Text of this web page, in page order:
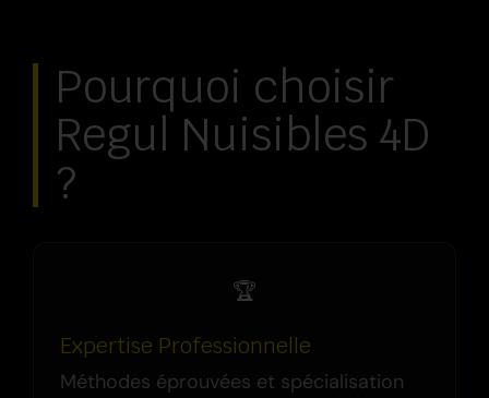
Pourquoi choisir
Regul Nuisibles 4D
?
🏆
Expertise Professionnelle
Méthodes éprouvées et spécialisation